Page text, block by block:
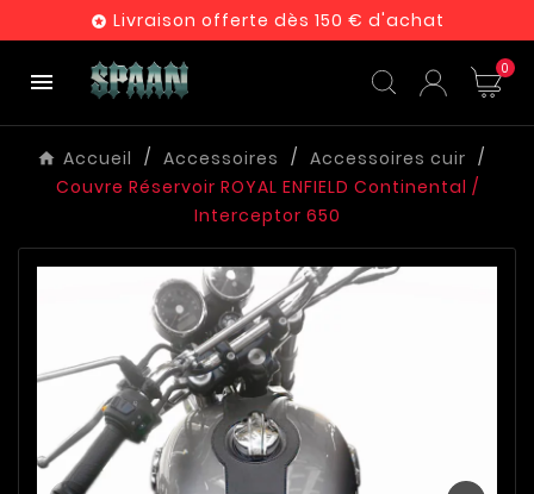
 Livraison offerte dès 150 € d'achat
 0
Accueil Accessoires
Accessoires cuir
Couvre Réservoir ROYAL ENFIELD Continental /
Interceptor 650